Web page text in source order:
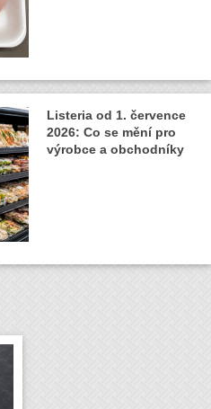
Listeria od 1. července
2026: Co se mění pro
výrobce a obchodníky